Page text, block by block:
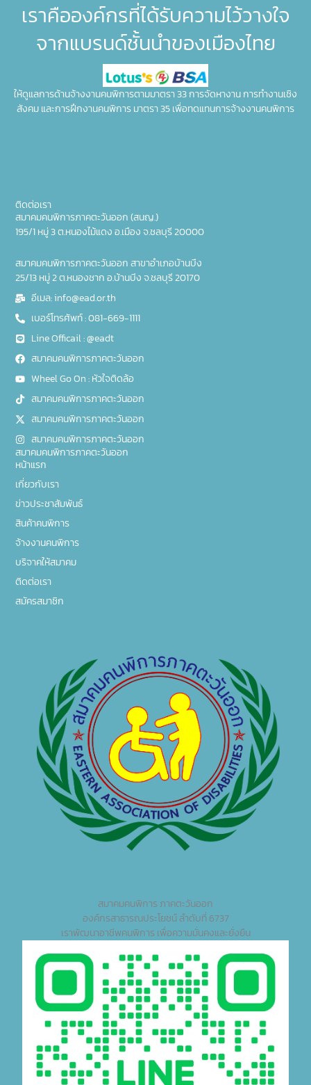
เราคือองค์กรที่ได้รับความไว้วางใจ
จากแบรนด์ชั้นนำของเมืองไทย
ให้ดูแลการด้านจ้างงานคนพิการตามมาตรา 33 การจัดหางาน การทำงานเชิง
สังคม และการฝึกงานคนพิการ มาตรา 35 เพื่อทดแทนการจ้างงานคนพิการ
สมาคมคนพิการ ภาคตะวันออก
องค์กรสาธารณประโยชน์ ลำดับที่ 6737
เราพัฒนาอาชีพคนพิการ เพื่อความมั่นคงและยั่งยืน
ติดต่อเรา
สมาคมคนพิการภาคตะวันออก (สนญ.)
195/1 หมู่ 3 ต.หนองไม้แดง อ.เมือง จ.ชลบุรี 20000
สมาคมคนพิการภาคตะวันออก สาขาอำเภอบ้านบึง
25/13 หมู่ 2 ต.หนองชาก อ.บ้านบึง จ.ชลบุรี 20170
อีเมล: info@ead.or.th
เบอร์โทรศัพท์ : 081-669-1111
Line Officail : @eadt
สมาคมคนพิการภาคตะวันออก
Wheel Go On : หัวใจติดล้อ
สมาคมคนพิการภาคตะวันออก
สมาคมคนพิการภาคตะวันออก
สมาคมคนพิการภาคตะวันออก
สมาคมคนพิการภาคตะวันออก
หน้าแรก
เกี่ยวกับเรา
ข่าวประชาสัมพันธ์
สินค้าคนพิการ
จ้างงานคนพิการ
บริจาคให้สมาคม
ติดต่อเรา
สมัครสมาชิก